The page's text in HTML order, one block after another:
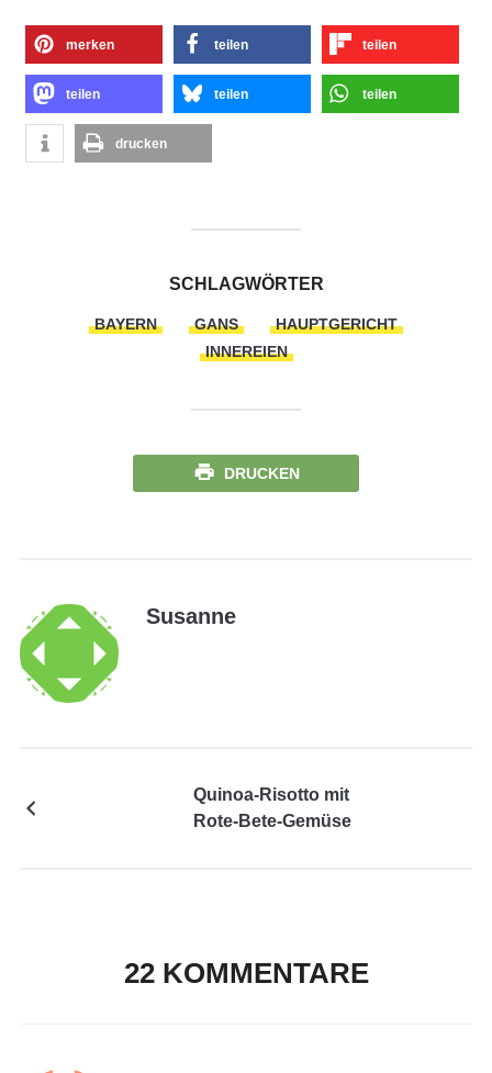
merken teilen teilen
teilen teilen teilen
drucken
SCHLAGWÖRTER
BAYERN GANS
HAUPTGERICHT
INNEREIEN
DRUCKEN
Susanne
Quinoa-Risotto mit
Rote-Bete-Gemüse
22 KOMMENTARE